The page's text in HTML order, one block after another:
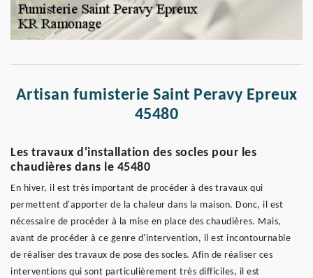
Artisan fumisterie Saint Peravy Epreux
45480
Les travaux d'installation des socles pour les
chaudières dans le 45480
En hiver, il est très important de procéder à des travaux qui
permettent d'apporter de la chaleur dans la maison. Donc, il est
nécessaire de procéder à la mise en place des chaudières. Mais,
avant de procéder à ce genre d'intervention, il est incontournable
de réaliser des travaux de pose des socles. Afin de réaliser ces
interventions qui sont particulièrement très difficiles, il est